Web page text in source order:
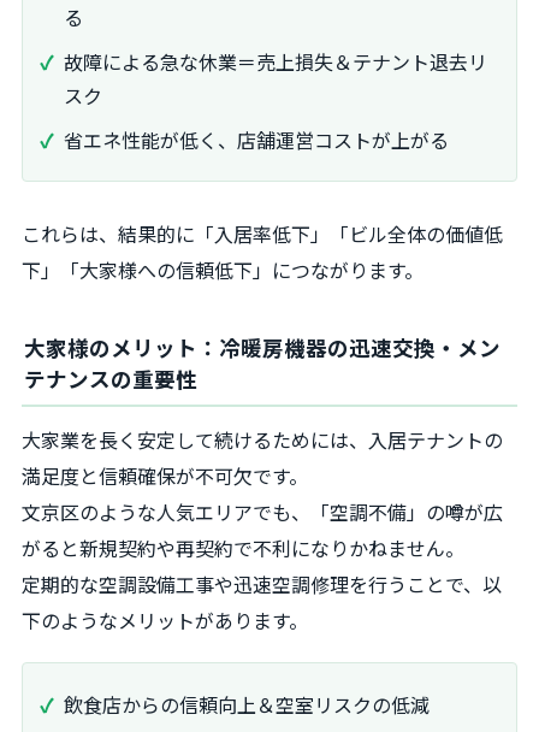
る
故障による急な休業＝売上損失＆テナント退去リ
スク
省エネ性能が低く、店舗運営コストが上がる
これらは、結果的に「入居率低下」「ビル全体の価値低
下」「大家様への信頼低下」につながります。
大家様のメリット：冷暖房機器の迅速交換・メン
テナンスの重要性
大家業を長く安定して続けるためには、入居テナントの
満足度と信頼確保が不可欠です。
文京区のような人気エリアでも、「空調不備」の噂が広
がると新規契約や再契約で不利になりかねません。
定期的な空調設備工事や迅速空調修理を行うことで、以
下のようなメリットがあります。
飲食店からの信頼向上＆空室リスクの低減